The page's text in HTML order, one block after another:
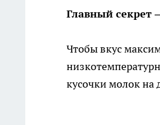
Главный секрет
Чтобы вкус
кусочки молок на